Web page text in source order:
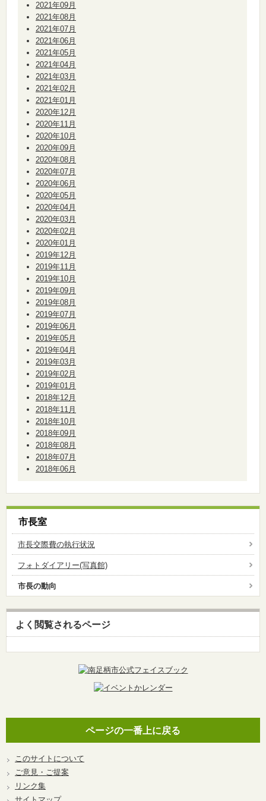
2021年09月
2021年08月
2021年07月
2021年06月
2021年05月
2021年04月
2021年03月
2021年02月
2021年01月
2020年12月
2020年11月
2020年10月
2020年09月
2020年08月
2020年07月
2020年06月
2020年05月
2020年04月
2020年03月
2020年02月
2020年01月
2019年12月
2019年11月
2019年10月
2019年09月
2019年08月
2019年07月
2019年06月
2019年05月
2019年04月
2019年03月
2019年02月
2019年01月
2018年12月
2018年11月
2018年10月
2018年09月
2018年08月
2018年07月
2018年06月
市長室
市長交際費の執行状況
フォトダイアリー(写真館)
市長の動向
よく閲覧されるページ
ページの一番上に戻る
このサイトについて
ご意見・ご提案
リンク集